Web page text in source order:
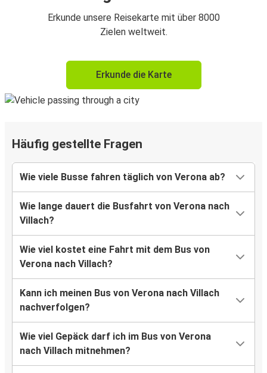
Erkunde unsere Reisekarte mit über 8000
Zielen weltweit.
Erkunde die Karte
Häufig gestellte Fragen
Wie viele Busse fahren täglich von Verona ab?
Wie lange dauert die Busfahrt von Verona nach
Villach?
Wie viel kostet eine Fahrt mit dem Bus von
Verona nach Villach?
Kann ich meinen Bus von Verona nach Villach
nachverfolgen?
Wie viel Gepäck darf ich im Bus von Verona
nach Villach mitnehmen?